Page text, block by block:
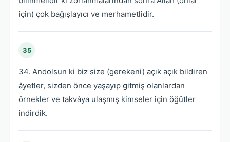
için) çok bağışlayıcı ve merhametlidir.
35
34. Andolsun ki biz size (gerekeni) açık açık bildiren
âyetler, sizden önce yaşayıp gitmiş olanlardan
örnekler ve takvâya ulaşmış kimseler için öğütler
indirdik.